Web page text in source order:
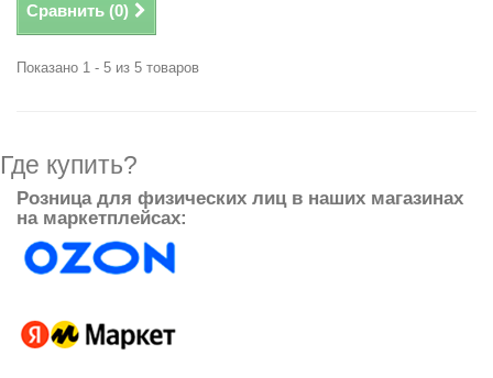
Сравнить (0)
Показано 1 - 5 из 5 товаров
Где купить?
Розница для физических лиц в наших магазинах
на маркетплейсах: